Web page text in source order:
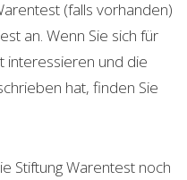
(falls vorhanden)
an. Wenn Sie sich für
interessieren und die
hat, finden Sie
Stiftung Warentest noch